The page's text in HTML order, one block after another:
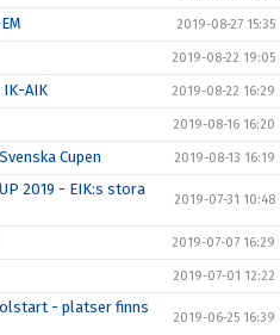
2019-08-27 15:35
2019-08-22 19:05
AIK 2019-08-22 16:29
2019-08-16 16:20
Cupen 2019-08-13 16:19
2019 - EIK:s stora
2019-07-31 10:48
2019-07-07 16:29
2019-07-01 12:22
- platser finns
2019-06-25 16:39